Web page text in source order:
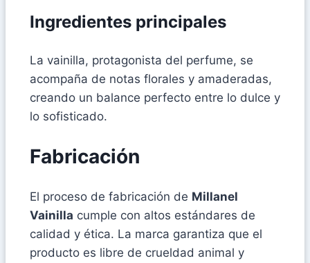
Ingredientes principales
La vainilla, protagonista del perfume, se
acompaña de notas florales y amaderadas,
creando un balance perfecto entre lo dulce y
lo sofisticado.
Fabricación
El proceso de fabricación de Millanel
Vainilla cumple con altos estándares de
calidad y ética. La marca garantiza que el
producto es libre de crueldad animal y